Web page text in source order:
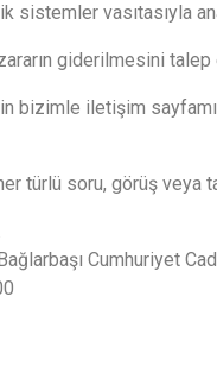
sistemler vasıtasıyla
giderilmesini talep
bizimle iletişim
türlü soru, görüş
Cumhuriyet